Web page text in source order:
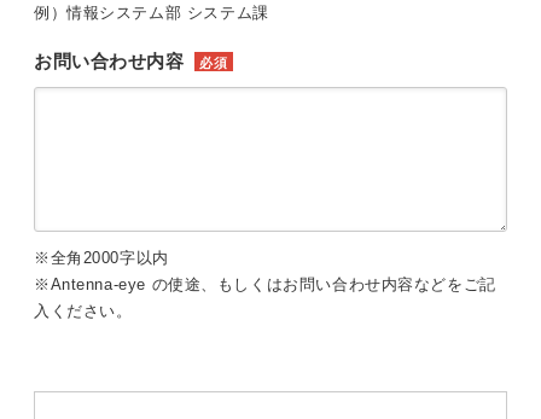
例）情報システム部 システム課
お問い合わせ内容 必須
※全角2000字以内
※Antenna-eye の使途、もしくはお問い合わせ内容などをご記
入ください。